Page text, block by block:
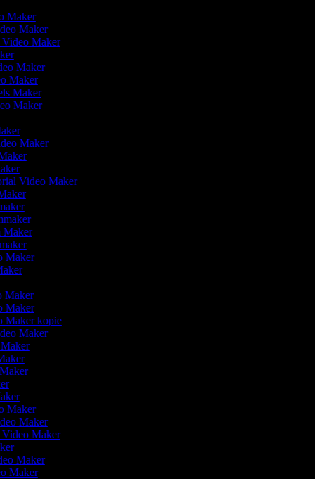
Maker
Maker
Video Maker
Maker
Maker
Maker
Maker
Maker
Video Maker
Maker
Maker
Maker
Maker
Maker kopie
Maker
Maker
Maker
Maker
Video Maker
Maker
Maker